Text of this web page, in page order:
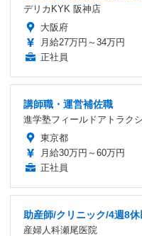
デリカKYK 阪神店
大阪府
月給27万円～34万円
正社員
講師職・運営補佐職
進学塾フィールドアトラク
東京都
月給30万円～60万円
正社員
助産師/クリニック/4週8
産婦人科瀬尾医院